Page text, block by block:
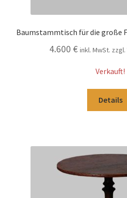
Baumstammtisch für die große
4.600 € inkl. MwSt.
Verkauft!
Details